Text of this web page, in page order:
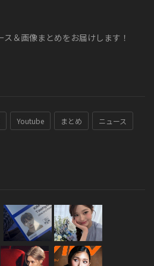
＆画像まとめをお届けします！
Youtube まとめ ニュース